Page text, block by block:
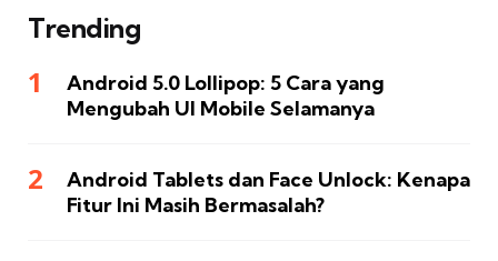
Trending
Android 5.0 Lollipop: 5 Cara yang
Mengubah UI Mobile Selamanya
Android Tablets dan Face Unlock: Kenapa
Fitur Ini Masih Bermasalah?